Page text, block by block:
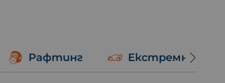
Рафтинг Екстремно